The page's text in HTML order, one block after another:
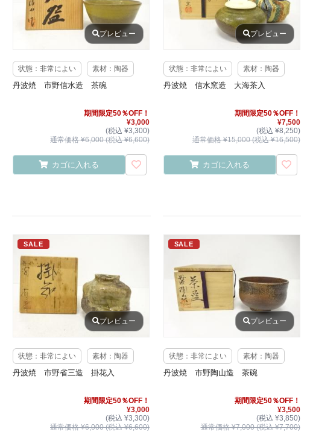
プレビュー
状態：非常によい 素材：陶器
丹波焼 市野信水造 茶碗
期間限定50％OFF！
¥3,000
(税込 ¥3,300)
通常価格 ¥6,000 (税込 ¥6,600)
カゴに入れる
プレビュー
状態：非常によい 素材：陶器
丹波焼 信水窯造 大海茶入
期間限定50％OFF！
¥7,500
(税込 ¥8,250)
通常価格 ¥15,000 (税込 ¥16,500)
カゴに入れる
SALE
プレビュー
状態：非常によい 素材：陶器
丹波焼 市野省三造 掛花入
期間限定50％OFF！
¥3,000
(税込 ¥3,300)
通常価格 ¥6,000 (税込 ¥6,600)
SALE
プレビュー
状態：非常によい 素材：陶器
丹波焼 市野陶山造 茶碗
期間限定50％OFF！
¥3,500
(税込 ¥3,850)
通常価格 ¥7,000 (税込 ¥7,700)